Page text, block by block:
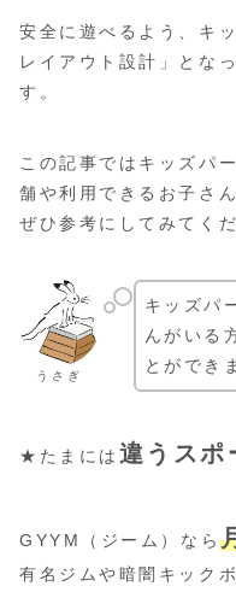
安全に遊べるよう、キ
レイアウト設計」とな
す。
この記事ではキッズパ
舗や利用できるお子さ
ぜひ参考にしてみてくだ
うさぎ
キッズパ
んがいる
とができ
★たまには 違うスポ
GYYM（ジーム）なら
有名ジムや暗闇キック